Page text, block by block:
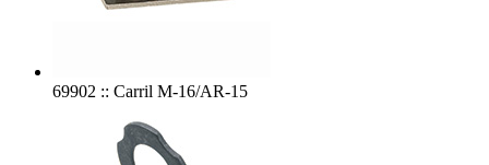
69902 :: Carril M-16/AR-15